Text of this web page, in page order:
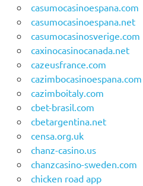
casumocasinoespana.com
casumocasinoespana.net
casumocasinosverige.com
caxinocasinocanada.net
cazeusfrance.com
cazimbocasinoespana.com
cazimboitaly.com
cbet-brasil.com
cbetargentina.net
censa.org.uk
chanz-casino.us
chanzcasino-sweden.com
chicken road app